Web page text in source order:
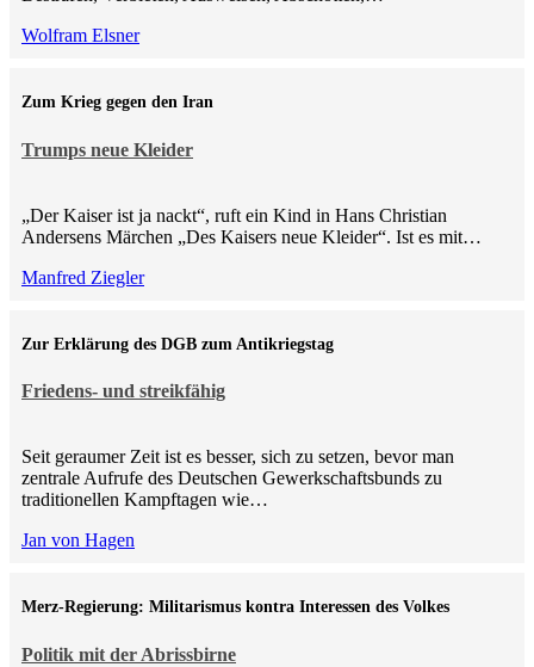
Wolfram Elsner
Trumps neue Kleider
Zum Krieg gegen den Iran
„Der Kaiser ist ja nackt“, ruft ein Kind in Hans Christian
Andersens Märchen „Des Kaisers neue Kleider“. Ist es mit…
Manfred Ziegler
Friedens- und streikfähig
Zur Erklärung des DGB zum Antikriegstag
Seit geraumer Zeit ist es besser, sich zu setzen, bevor man
zentrale Aufrufe des Deutschen Gewerkschaftsbunds zu
traditionellen Kampftagen wie…
Jan von Hagen
Politik mit der Abrissbirne
Merz-Regierung: Militarismus kontra Inte­ressen des Volkes